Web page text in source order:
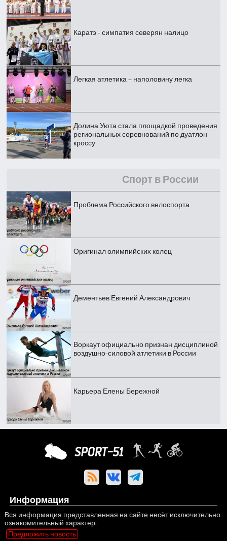
Каратэ - симпатия северян налицо
Легкая атлетика – наполовину легка
Долина Уюта стала площадкой проведения
региональных соревнований по дуатлон-
кроссу
Спорт в России
Проблема Российского велоспорта
Оригинал олимпийских колец
Дементьев Евгений Александрович
Воркаут официально признан дисциплиной
воздушно-силовой атлетики в России
Карьера Елены Бережной
Информация
Вся информация представленная на сайте несёт исключительно
ознакомительный характер.
Предложить новость